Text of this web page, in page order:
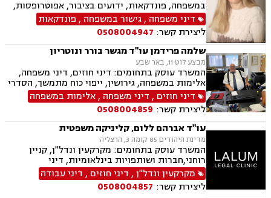
במשפחה, פונדקאות, ידועים בציבור, אפוטרופסות,
פונדקאות חו"ל גיאורגיה, גירושין, הורות חד מינית,
חלוקת רכוש, מעמד אישי, תיאום הורי, חטיפת ילדים,
זמני שהות, ניכור הורי, עסקאות במתנה, ייפוי כוח
מתמשך, ירושות וצוואות.
דיני משפחה ,גישור במשפחה , פונדקאות
ליצירת קשר: 0508004947
שלמה פרידמן עו"ד מגשר בורר ונוטריון
מבצע לוט 11, באר שבע
המשרד עוסק בתחומים: דיני חוזים, דיני משפחה,
אלימות במשפחה, גירושין, ייפוי כוח מתמשך, הסדרי
ראיה, מזונות, ירושות וצוואות, הסכמי ממון, גישור
במשפחה, חדלות פירעון, דיני עבודה, זכויות נשים
בהריון, עסקאות מכר דירה
דיני חוזים , דיני משפחה ,אלימות במשפחה
ליצירת קשר: 0508004859
עו"ד אברהם ללום, קליניקה משפטית
מדינת היהודים 85 קומה 3, הרצליה
המשרד עוסק בתחומים: מקרקעין ונדל"ן, קניין
רוחני,חברות ושותפויות בינלאומיות, דיני
חברות,מיסוי בינלאומי ותכנון מס,בינה מלאכותית
(AI) וטכנולוגיה,יישוב סכסוכים ,ביטחון וניהול
משברים,,ייעוץ רגולטורי וחקיקה
מקרקעין ונדל"ן, דיני חוזים , דיני עבודה
ליצירת קשר: 0508004857